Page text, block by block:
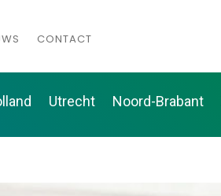
CONTACT
Utrecht Noord-Brabant